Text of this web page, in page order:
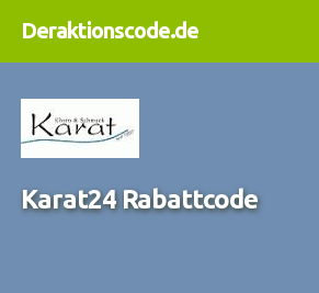
Deraktionscode.de
Karat24 Rabattcode